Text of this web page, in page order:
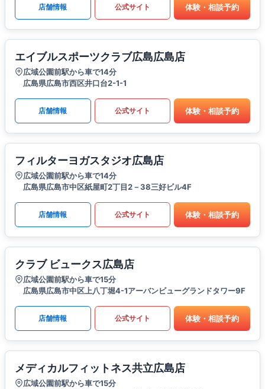
店舗情報 公式サイト 体験・相談予約
エイブルスポーツクラブ広島広島店
広域公園前駅から車で14分
広島県広島市西区井口台2-1-1
店舗情報 公式サイト 体験・相談予約
フィルターヨガスタジオ広島店
広域公園前駅から車で14分
広島県広島市中区紙屋町2丁目2－38三好ビル4F
店舗情報 公式サイト 体験・相談予約
クラブ ビュークス広島店
広域公園前駅から車で15分
広島県広島市中区上八丁堀4-1アーバンビューグランドタワー9F
店舗情報 公式サイト 体験・相談予約
メディカルフィットネス共立広島店
広域公園前駅から車で15分